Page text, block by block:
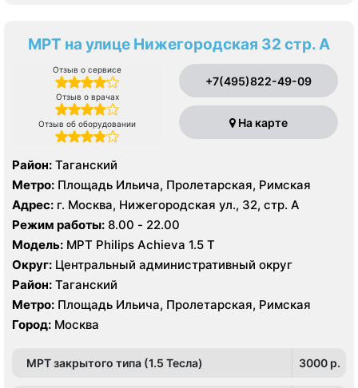
МРТ на улице Нижегородская 32 стр. А
Отзыв о сервисе
Отзыв о врачах
Отзыв об оборудовании
+7(495)822-49-09
На карте
Район: Таганский
Метро: Площадь Ильича, Пролетарская, Римская
Адрес: г. Москва, Нижегородская ул., 32, стр. А
Режим работы: 8.00 - 22.00
Модель: МРТ Philips Achieva 1.5 T
Округ: Центральный административный округ
Район: Таганский
Метро: Площадь Ильича, Пролетарская, Римская
Город: Москва
МРТ закрытого типа (1.5 Тесла) 3000 p.